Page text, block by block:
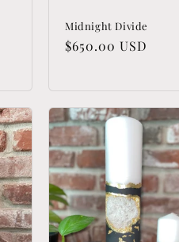
Midnight Divide
Precio
$650.00 USD